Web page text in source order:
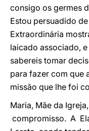
consigo os germes
Estou persuadido
Extraordinária
laicado associado,
sabereis tomar
para fazer com que
missão que lhe foi
Maria, Mãe da
compromisso. A